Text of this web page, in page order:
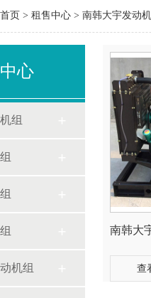
页 > 租售中心 > 南韩大宇发动
心
组
机组
南韩大
查